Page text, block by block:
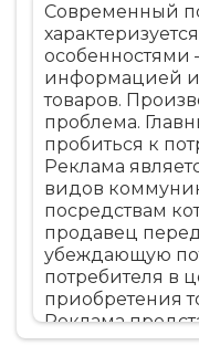
Современный
особенностями
информацией и
товаров.
проблема.
пробиться к
Реклама
видов
посредствам
продавец
убеждающую
потребителя в
приобретения
Реклама